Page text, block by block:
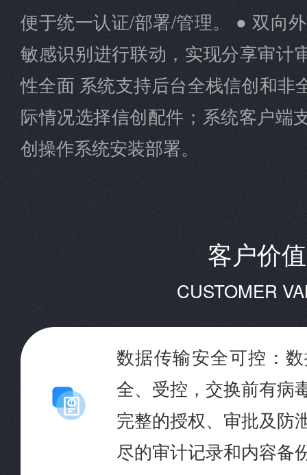
便于统一认证/部署/管理。 ● 双向
敏感识别进行联动，实现分享审计
性全面 系统支持后台全栈信创和非
际情况选择信创配件；系统客户端
创操作系统安装部署。
客户价值
CUSTOMER
数据传输安全可控：
全、受控，交换前有病
完整的授权、审批及防
尽的审计记录和内容备